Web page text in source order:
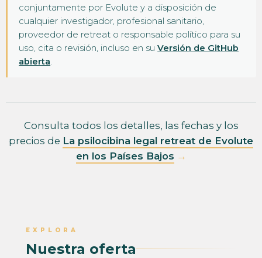
conjuntamente por Evolute y a disposición de
cualquier investigador, profesional sanitario,
proveedor de retreat o responsable político para su
uso, cita o revisión, incluso en suVersión de GitHub
abierta.
Consulta todos los detalles, las fechas y los
precios de La psilocibina legal retreat de Evolute
en los Países Bajos →
EXPLORA
Nuestra oferta